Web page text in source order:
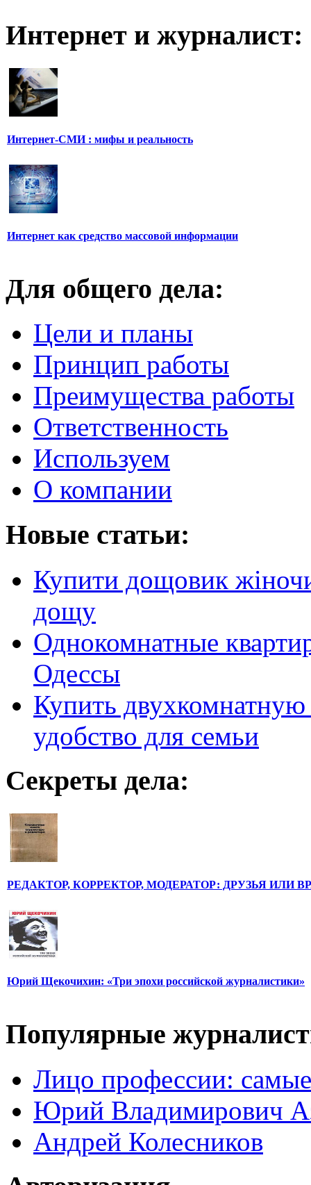
Интернет и журналист:
Интернет-СМИ : мифы и реальность
Интернет как средство массовой информации
Для общего дела:
Цели и планы
Принцип работы
Преимущества работы
Ответственность
Используем
О компании
Новые статьи:
Купити дощовик
дощу
Однокомнатные
Одессы
Купить
удобство для семьи
Секреты дела:
РЕДАКТОР, КОРРЕКТОР, МОДЕРАТОР: ДРУЗЬЯ ИЛИ
Юрий Щекочихин: «Три эпохи российской журналистики»
Популярные
Лицо профессии:
Юрий Владимирович
Андрей Колесников